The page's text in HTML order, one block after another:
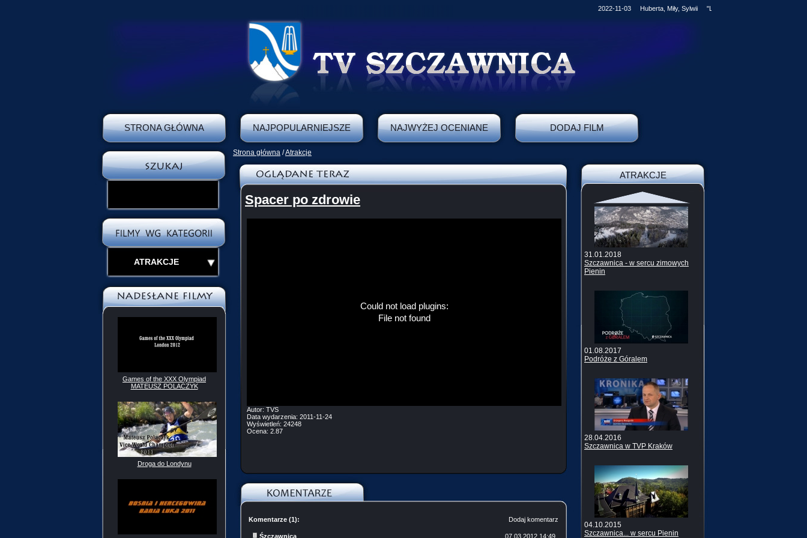
2022-11-03 Huberta, Miły, Sylwii "Ludzkość kroczy stale naprzód,
STRONA GŁÓWNA NAJPOPULARNIEJSZE NAJWYŻEJ OCENIANE DODAJ FILM
ATRAKCJE
Games of the XXX Olympiad
MATEUSZ POLACZYK
Droga do Londynu
Strona główna /Atrakcje
Spacer po zdrowie
Could not load plugins:
File not found
Autor: TVS
Data wydarzenia: 2011-11-24
Wyświetleń: 24248
Ocena: 2.87
Komentarze (1): Dodaj komentarz
Śzczawnica 07.03.2012 14:49
ATRAKCJE
31.01.2018
Szczawnica - w sercu zimowych
Pienin
01.08.2017
Podróże z Góralem
28.04.2016
Szczawnica w TVP Kraków
04.10.2015
Szczawnica... w sercu Pienin